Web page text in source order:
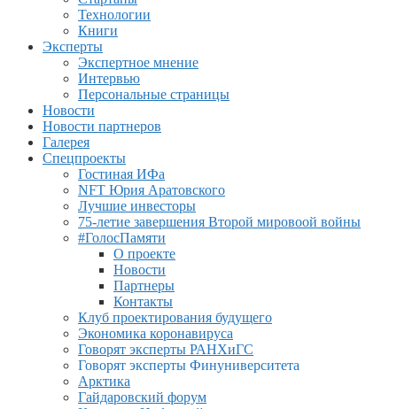
Технологии
Книги
Эксперты
Экспертное мнение
Интервью
Персональные страницы
Новости
Новости партнеров
Галерея
Спецпроекты
Гостиная ИФа
NFT Юрия Аратовского
Лучшие инвесторы
75-летие завершения Второй мировоой войны
#ГолосПамяти
О проекте
Новости
Партнеры
Контакты
Клуб проектирования будущего
Экономика коронавируса
Говорят эксперты РАНХиГС
Говорят эксперты Финуниверситета
Арктика
Гайдаровский форум